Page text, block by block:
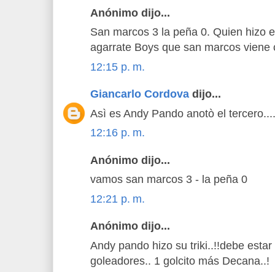
Anónimo dijo...
San marcos 3 la peña 0. Quien hizo
agarrate Boys que san marcos viene
12:15 p. m.
Giancarlo Cordova dijo...
Asì es Andy Pando anotò el tercero....
12:16 p. m.
Anónimo dijo...
vamos san marcos 3 - la peña 0
12:21 p. m.
Anónimo dijo...
Andy pando hizo su triki..!!debe
goleadores.. 1 golcito más Decana..!